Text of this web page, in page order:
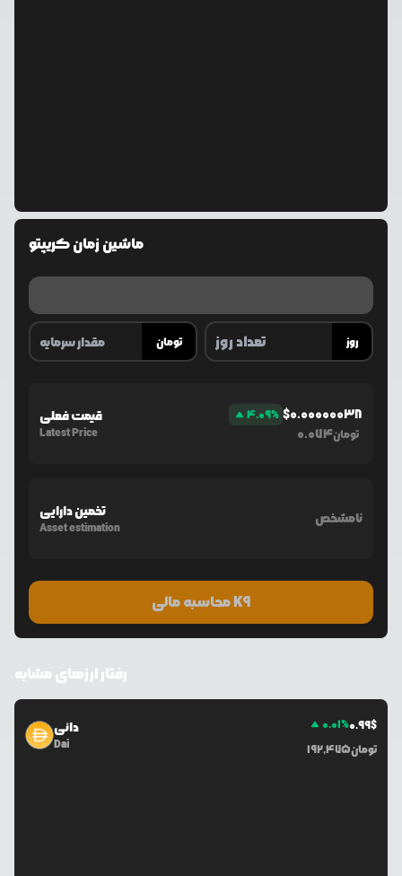
ماشین زمان کریپتو
تومان روز
قیمت فعلی
Latest Price
4.09% $0.00000038
0.074تومان
تخمین دارایی
Asset estimation
نامشخص
محاسبه مالی K9
رفتار ارزهای مشابه
دائی
Dai
0.01%0.99$
192,475تومان